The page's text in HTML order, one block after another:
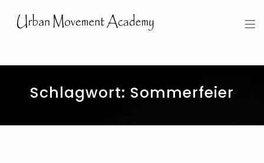
Schlagwort: Sommerfeier